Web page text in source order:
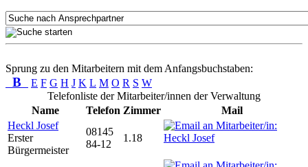
Sprung zu den Mitarbeitern mit dem Anfangsbuchstaben:
B E F G H J K L M O R S W
Telefonliste der Mitarbeiter/innen der Verwaltung
Name
Telefon Zimmer
Mail
Heckl Josef
Erster
Bürgermeister
08145
84-12
1.18